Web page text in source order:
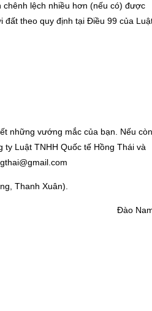
lệch nhiều hơn (nếu có) được
đất theo quy định tại Điều 99 của
những vướng mắc của bạn. Nếu còn
Luật TNHH Quốc tế Hồng Thái và
Thanh Xuân).
Đào